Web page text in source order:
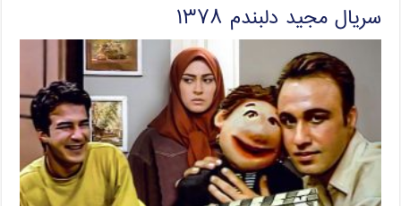
سریال مجید دلبندم ۱۳۷۸